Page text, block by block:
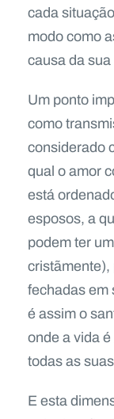
cada
modo como
causa da
Um ponto
como
considerado
qual o amor
está
esposos, a
podem ter
fechadas em
é assim o
onde a vida
todas as
E esta